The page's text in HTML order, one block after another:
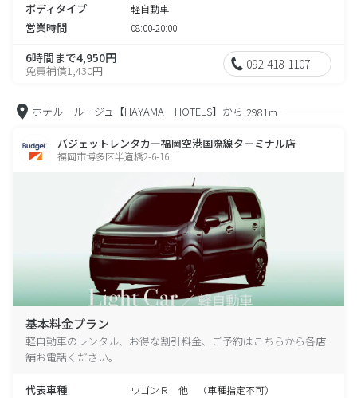
ボディタイプ 軽自動車
営業時間 08:00-20:00
6時間まで4,950円
免責補償1,430円 092-418-1107
ホテル ルージュ【HAYAMA HOTELS】から 2981m
バジェットレンタカー福岡空港国際線ターミナル店
福岡市博多区半道橋2-6-16
基本料金プラン
軽自動車のレンタル、お得な割引料金、ご予約はこちらから各店
舗お電話ください。
代表車種 ワゴンＲ 他 （車種指定不可）